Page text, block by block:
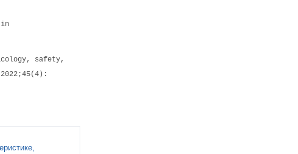
in
safety,